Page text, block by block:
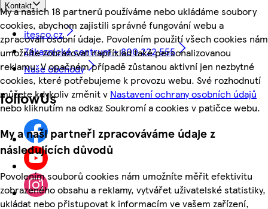
My a našich 18 partnerů používáme nebo ukládáme soubory
cookies, abychom zajistili správné fungování webu a
zpracovali osobní údaje. Povolením použití všech cookies nám
umožníte zobrazovat například také personalizovanou
reklamu. V opačném případě zůstanou aktivní jen nezbytné
cookies, které potřebujeme k provozu webu. Své rozhodnutí
můžete kdykoliv změnit v Nastavení ochrany osobních údajů
nebo kliknutím na odkaz Soukromí a cookies v patičce webu.
My a naši partneři zpracováváme údaje z
následujících důvodů
Povolením souborů cookies nám umožníte měřit efektivitu
zobrazeného obsahu a reklamy, vytvářet uživatelské statistiky,
ukládat nebo přistupovat k informacím ve vašem zařízení,
Kontakt
itesco.cz
Zákaznické centrum - 800 222 555
Naše obchody
followUs